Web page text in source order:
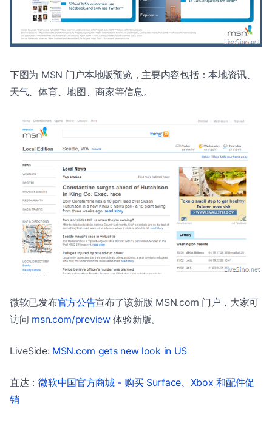
下图为 MSN 门户本地版预览，主要内容包括：本地资讯、
天气、体育、地图、商家等信息。
微软已发布官方公告宣布了该新版 MSN.com 门户，大家可
访问 msn.com/preview体验新版。
LiveSide: MSN.com gets new look in US
直达：微软中国官方商城 - 购买 Surface、Xbox 和配件促
销